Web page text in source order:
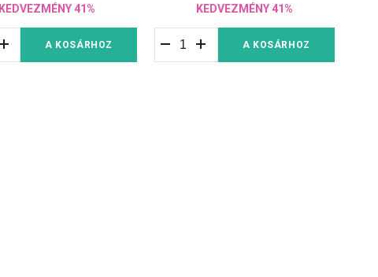
KEDVEZMÉNY 41%
A KOSÁRHOZ
KEDVEZMÉNY 41%
A KOSÁRHOZ